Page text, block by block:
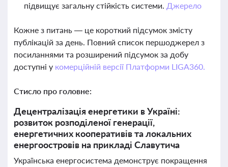
підвищує загальну стійкість системи. Джерело
Кожне з питань — це короткий підсумок змісту
публікацій за день. Повний список першоджерел з
посиланнями та розширений підсумок за добу
доступні у комерційній версії Платформи LIGA360.
Стисло про головне:
Децентралізація енергетики в Україні:
розвиток розподіленої генерації,
енергетичних кооперативів та локальних
енергоостровів на прикладі Славутича
Українська енергосистема демонструє покращення